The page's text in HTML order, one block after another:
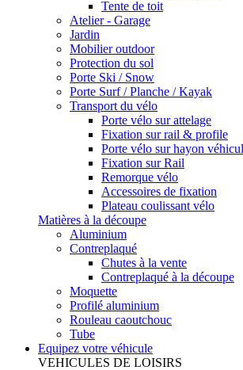
Tente de toit
Atelier - Garage
Jardin
Mobilier outdoor
Protection du sol
Porte Ski / Snow
Porte Surf / Planche / Kayak
Transport du vélo
Porte vélo sur attelage
Fixation sur rail & profile
Porte vélo sur hayon
Fixation sur Rail
Remorque vélo
Accessoires de fixation
Plateau coulissant vélo
Matières à la découpe
Aluminium
Contreplaqué
Chutes à la vente
Contreplaqué à la découpe
Moquette
Profilé aluminium
Rouleau caoutchouc
Tube
Equipez votre véhicule
VEHICULES DE LOISIRS